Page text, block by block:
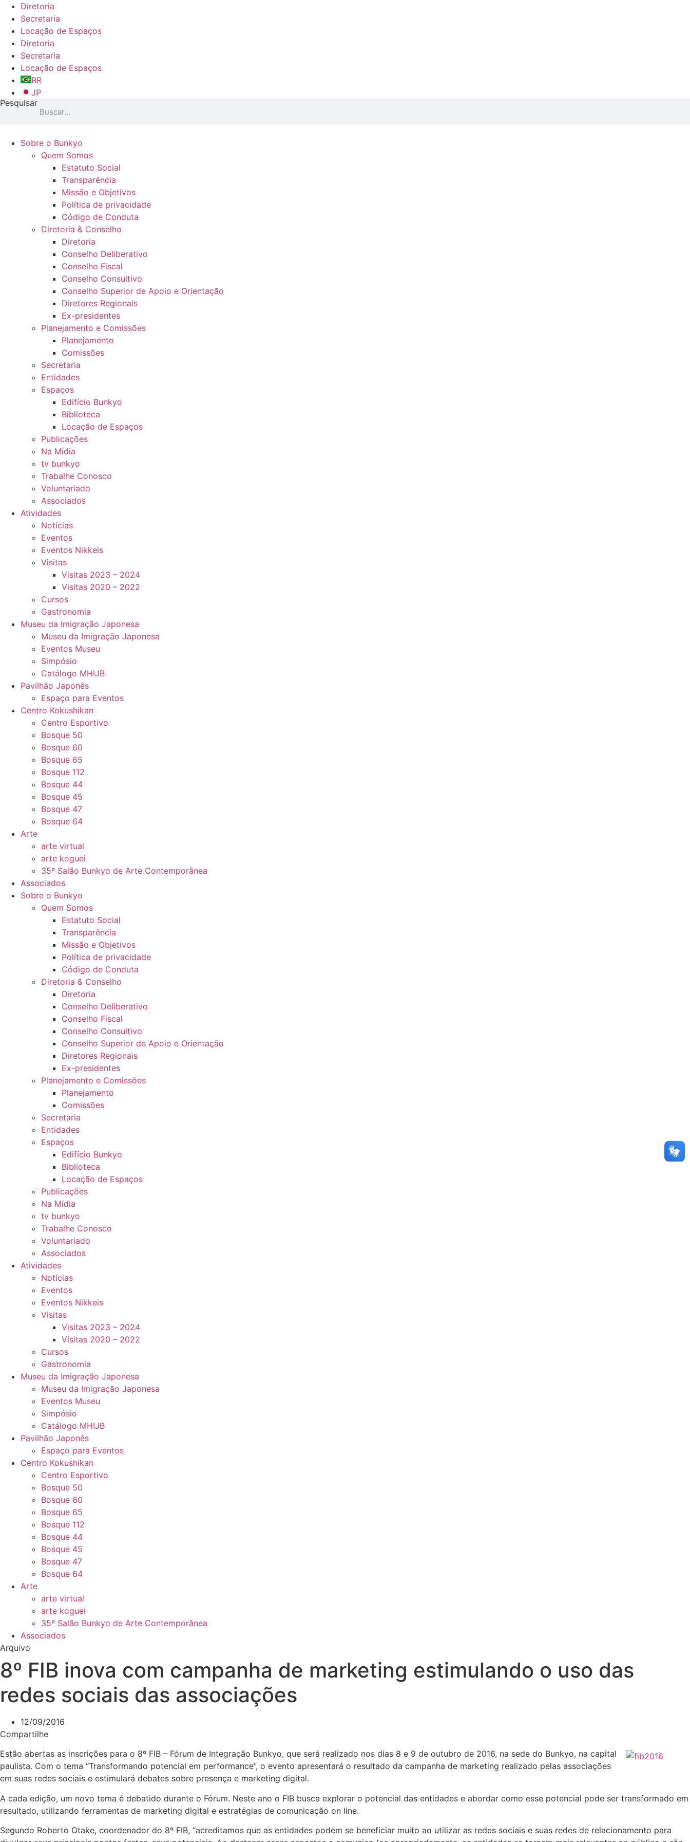
para
conteúdo
Diretoria
Secretaria
Locação de Espaços
Diretoria
Secretaria
Locação de Espaços
BR
JP
Pesquisar
Sobre o Bunkyo
Quem Somos
Estatuto Social
Transparência
Missão e Objetivos
Política de privacidade
Código de Conduta
Diretoria & Conselho
Diretoria
Conselho Deliberativo
Conselho Fiscal
Conselho Consultivo
Conselho Superior de Apoio e Orientação
Diretores Regionais
Ex-presidentes
Planejamento e Comissões
Planejamento
Comissões
Secretaria
Entidades
Espaços
Edifício Bunkyo
Biblioteca
Locação de Espaços
Publicações
Na Mídia
tv bunkyo
Trabalhe Conosco
Voluntariado
Associados
Atividades
Notícias
Eventos
Eventos Nikkeis
Visitas
Visitas 2023 – 2024
Visitas 2020 – 2022
Cursos
Gastronomia
Museu da Imigração Japonesa
Museu da Imigração Japonesa
Eventos Museu
Simpósio
Catálogo MHIJB
Pavilhão Japonês
Espaço para Eventos
Centro Kokushikan
Centro Esportivo
Bosque 50
Bosque 60
Bosque 65
Bosque 112
Bosque 44
Bosque 45
Bosque 47
Bosque 64
Arte
arte virtual
arte koguei
35º Salão Bunkyo de Arte Contemporânea
Associados
Sobre o Bunkyo
Quem Somos
Estatuto Social
Transparência
Missão e Objetivos
Política de privacidade
Código de Conduta
Diretoria & Conselho
Diretoria
Conselho Deliberativo
Conselho Fiscal
Conselho Consultivo
Conselho Superior de Apoio e Orientação
Diretores Regionais
Ex-presidentes
Planejamento e Comissões
Planejamento
Comissões
Secretaria
Entidades
Espaços
Edifício Bunkyo
Biblioteca
Locação de Espaços
Publicações
Na Mídia
tv bunkyo
Trabalhe Conosco
Voluntariado
Associados
Atividades
Notícias
Eventos
Eventos Nikkeis
Visitas
Visitas 2023 – 2024
Visitas 2020 – 2022
Cursos
Gastronomia
Museu da Imigração Japonesa
Museu da Imigração Japonesa
Eventos Museu
Simpósio
Catálogo MHIJB
Pavilhão Japonês
Espaço para Eventos
Centro Kokushikan
Centro Esportivo
Bosque 50
Bosque 60
Bosque 65
Bosque 112
Bosque 44
Bosque 45
Bosque 47
Bosque 64
Arte
arte virtual
arte koguei
35º Salão Bunkyo de Arte Contemporânea
Associados
Arquivo
8º FIB inova com campanha de marketing estimulando o uso das
redes sociais das associações
12/09/2016
Compartilhe
Estão abertas as inscrições para o 8º FIB – Fórum de Integração Bunkyo, que será realizado nos dias 8 e 9 de outubro de 2016, na sede do Bunkyo, na capital
paulista. Com o tema “Transformando potencial em performance”, o evento apresentará o resultado da campanha de marketing realizado pelas associações
em suas redes sociais e estimulará debates sobre presença e marketing digital.
A cada edição, um novo tema é debatido durante o Fórum. Neste ano o FIB busca explorar o potencial das entidades e abordar como esse potencial pode ser transformado em
resultado, utilizando ferramentas de marketing digital e estratégias de comunicação on line.
Segundo Roberto Otake, coordenador do 8º FIB, “acreditamos que as entidades podem se beneficiar muito ao utilizar as redes sociais e suas redes de relacionamento para